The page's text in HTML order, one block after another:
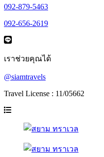
092-879-5463
092-656-2619
เราช่วยคุณได้
@siamtravels
Travel License : 11/05662